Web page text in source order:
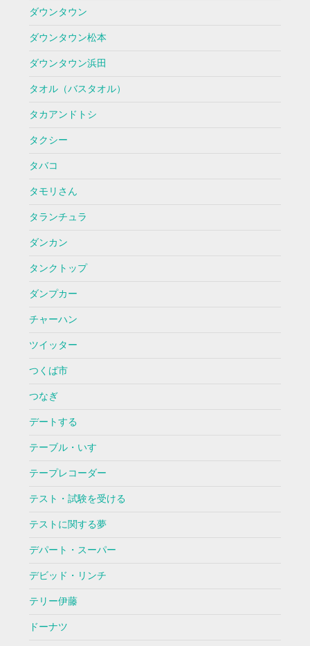
ダウンタウン
ダウンタウン松本
ダウンタウン浜田
タオル（バスタオル）
タカアンドトシ
タクシー
タバコ
タモリさん
タランチュラ
ダンカン
タンクトップ
ダンプカー
チャーハン
ツイッター
つくば市
つなぎ
デートする
テーブル・いす
テープレコーダー
テスト・試験を受ける
テストに関する夢
デパート・スーパー
デビッド・リンチ
テリー伊藤
ドーナツ